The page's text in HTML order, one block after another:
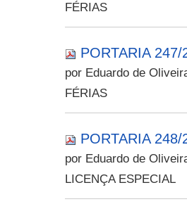
FÉRIAS
PORTARIA 247/
por Eduardo de
FÉRIAS
PORTARIA 248/
por Eduardo de
LICENÇA ESPECIAL